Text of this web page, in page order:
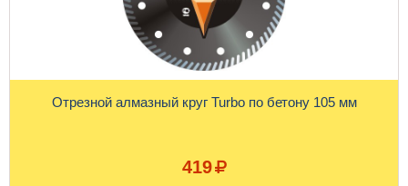
Отрезной алмазный круг Turbo по бетону 105 мм
419